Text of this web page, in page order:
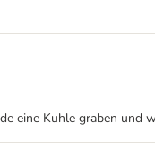
eine Kuhle graben